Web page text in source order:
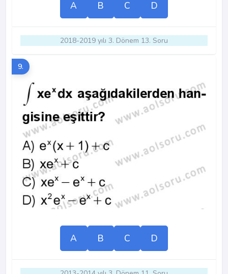
A B C D
2018-2019 yılı 3. Dönem 13. Soru
9.
A B C D